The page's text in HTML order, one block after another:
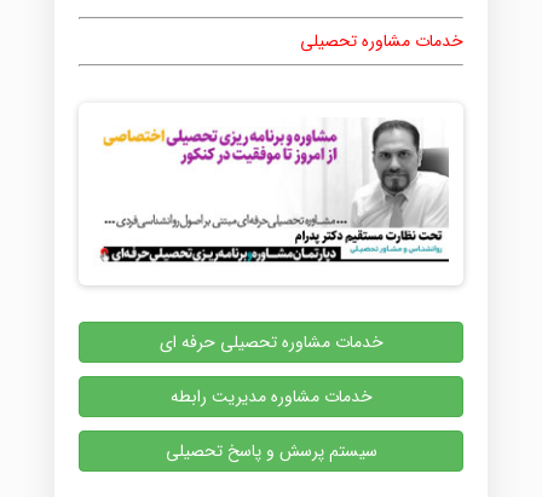
خدمات مشاوره تحصیلی
خدمات مشاوره تحصیلی حرفه ای
خدمات مشاوره مدیریت رابطه
سیستم پرسش و پاسخ تحصیلی